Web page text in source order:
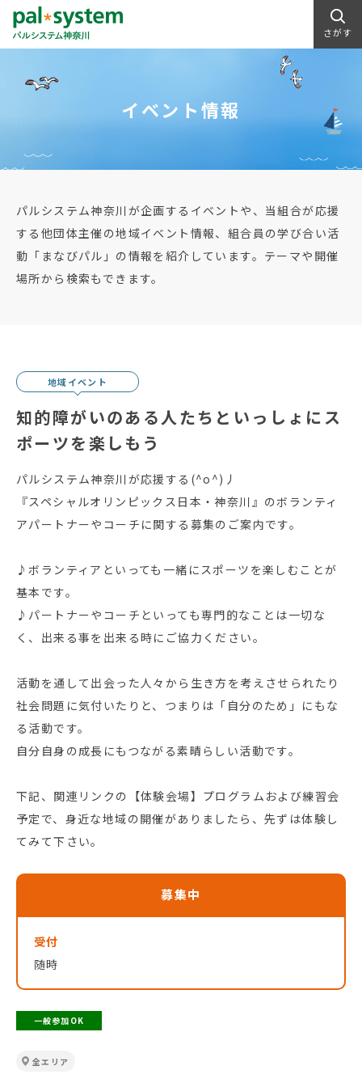
さがす
イベント情報
パルシステム神奈川が企画するイベントや、当組合が応援
する他団体主催の地域イベント情報、組合員の学び合い活
動「まなびパル」の情報を紹介しています。テーマや開催
場所から検索もできます。
地域イベント
知的障がいのある⼈たちといっしょにス
ポーツを楽しもう
パルシステム神奈川が応援する(^o^)丿
『スペシャルオリンピックス日本・神奈川』のボランティ
アパートナーやコーチに関する募集のご案内です。
♪ボランティアといっても一緒にスポーツを楽しむことが
基本です。
♪パートナーやコーチといっても専門的なことは一切な
く、出来る事を出来る時にご協力ください。
活動を通して出会った人々から生き方を考えさせられたり
社会問題に気付いたりと、つまりは「自分のため」にもな
る活動です。
自分自身の成長にもつながる素晴らしい活動です。
下記、関連リンクの【体験会場】プログラムおよび練習会
予定で、身近な地域の開催がありましたら、先ずは体験し
てみて下さい。
募集中
受付
随時
一般参加OK
全エリア